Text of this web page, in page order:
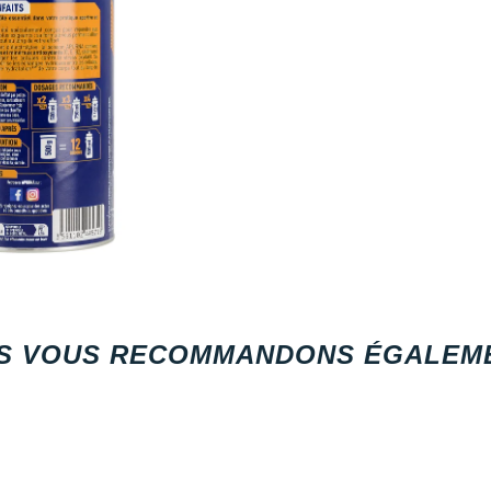
VOUS RECOMMANDONS